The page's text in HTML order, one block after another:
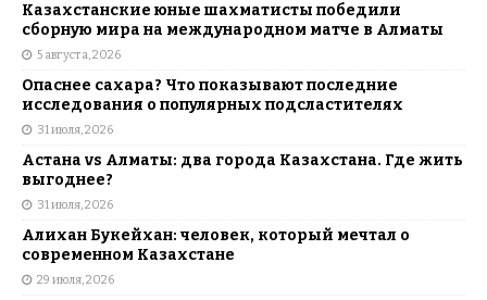
Казахстанские юные шахматисты победили
сборную мира на международном матче в Алматы
5 августа, 2026
Опаснее сахара? Что показывают последние
исследования о популярных подсластителях
31 июля, 2026
Астана vs Алматы: два города Казахстана. Где жить
выгоднее?
31 июля, 2026
Алихан Букейхан: человек, который мечтал о
современном Казахстане
29 июля, 2026